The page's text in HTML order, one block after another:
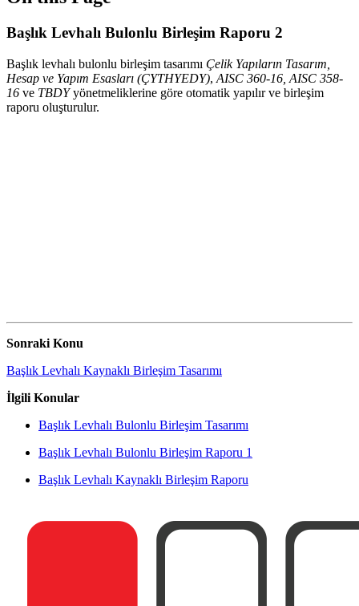
Başlık Levhalı Bulonlu Birleşim Raporu 2
Başlık levhalı bulonlu birleşim tasarımı Çelik Yapıların Tasarım,
Hesap ve Yapım Esasları (ÇYTHYEDY), AISC 360-16, AISC 358-
16 ve TBDYyönetmeliklerine göre otomatik yapılır ve birleşim
raporu oluşturulur.
Sonraki Konu
Başlık Levhalı Kaynaklı Birleşim Tasarımı
İlgili Konular
Başlık Levhalı Bulonlu Birleşim Tasarımı
Başlık Levhalı Bulonlu Birleşim Raporu 1
Başlık Levhalı Kaynaklı Birleşim Raporu